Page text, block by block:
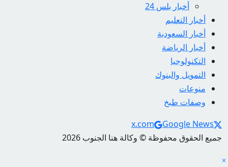
أخبار بلس 24
أخبار التعليم
أخبار السعودية
أخبار الرياضة
التكنولوجيا
التمويل والبنوك
منوعات
وصفات طبخ
Social Links
x.com
Google News
جميع الحقوق محفوظة © وكالة هنا الجنوب 2026